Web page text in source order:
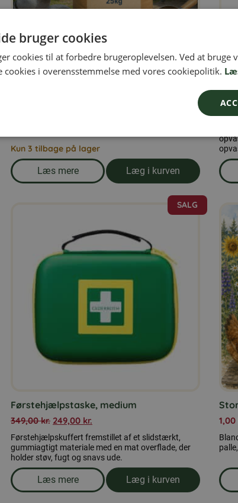
Kun 3 tilbage på lager
Læs mere
om produkten Duerfoder 25 kg
Læg i kurven
Et
SALG
Førstehjælpstaske, medium
349,00kr. 249,00 kr.
Førstehjælpskuffert fremstillet af et slidstærkt,
gummiagtigt materiale med en mat overflade, der
holder støv, fugt og snavs ude.
Læs mere
om produkten Førstehjælpstaske, medium
Læg i kurven
1,00
bruger cookies
cookies til at forbedre brugeroplevelsen. Ved at bruge
cookies i overensstemmelse med vores cookiepolitik.